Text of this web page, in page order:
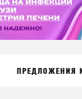
ПРЕДЛОЖЕНИЯ